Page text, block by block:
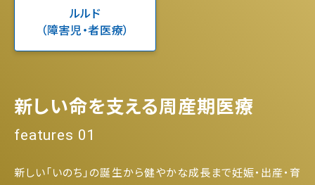
ルルド
（障害児・者医療）
新しい命を支える周産期医療
features 01
新しい「いのち」の誕生から健やかな成長まで妊娠・出産・育